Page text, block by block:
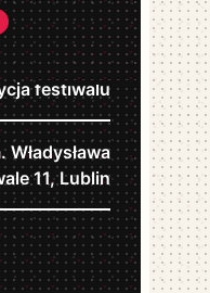
festiwalu
Władysława
11, Lublin